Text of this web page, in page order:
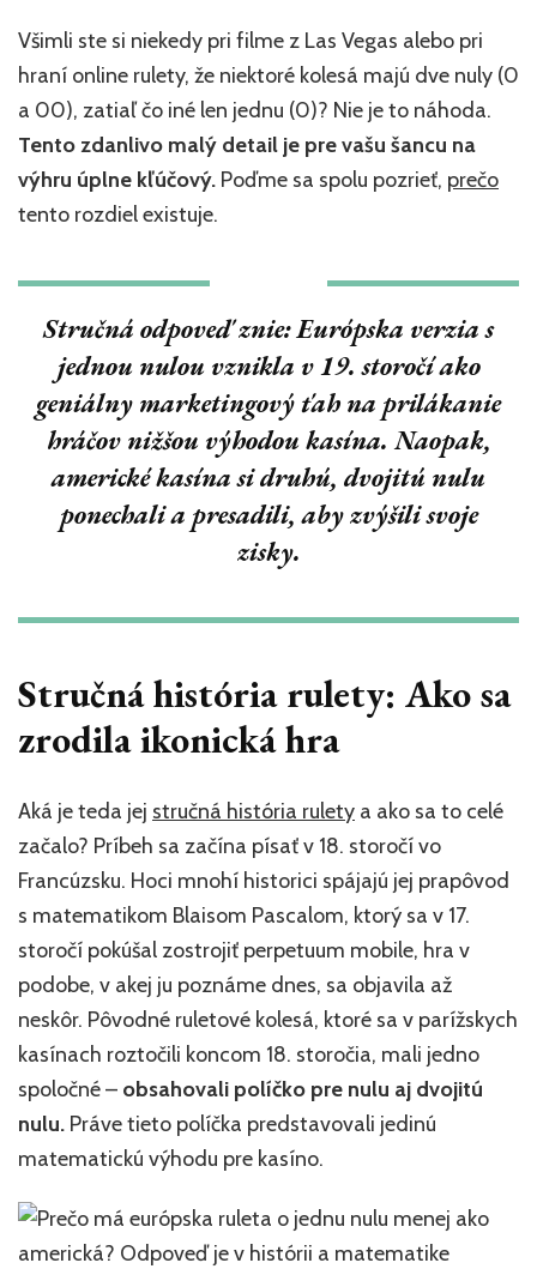
je
v
histórii
a
matematike
Všimli ste si niekedy pri filme z Las Vegas alebo pri
hraní online rulety, že niektoré kolesá majú dve nuly (0
a 00), zatiaľ čo iné len jednu (0)? Nie je to náhoda.
Tento zdanlivo malý detail je pre vašu šancu na
výhru úplne kľúčový. Poďme sa spolu pozrieť, prečo
tento rozdiel existuje.
Stručná odpoveď znie:Európska verzia s
jednou nulou vznikla v 19. storočí ako
geniálny marketingový ťah na prilákanie
hráčov nižšou výhodou kasína. Naopak,
americké kasína si druhú, dvojitú nulu
ponechali a presadili, aby zvýšili svoje
zisky.
Stručná história rulety: Ako sa
zrodila ikonická hra
Aká je teda jej stručná história rulety a ako sa to celé
začalo? Príbeh sa začína písať v 18. storočí vo
Francúzsku. Hoci mnohí historici spájajú jej prapôvod
s matematikom Blaisom Pascalom, ktorý sa v 17.
storočí pokúšal zostrojiť perpetuum mobile, hra v
podobe, v akej ju poznáme dnes, sa objavila až
neskôr. Pôvodné ruletové kolesá, ktoré sa v parížskych
kasínach roztočili koncom 18. storočia, mali jedno
spoločné – obsahovali políčko pre nulu aj dvojitú
nulu. Práve tieto políčka predstavovali jedinú
matematickú výhodu pre kasíno.